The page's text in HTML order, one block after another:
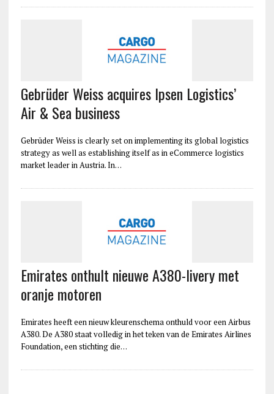
Gebrüder Weiss acquires Ipsen Logistics’
Air & Sea business
Gebrüder Weiss is clearly set on implementing its global logistics
strategy as well as establishing itself as in eCommerce logistics
market leader in Austria. In…
Emirates onthult nieuwe A380-livery met
oranje motoren
Emirates heeft een nieuw kleurenschema onthuld voor een Airbus
A380. De A380 staat volledig in het teken van de Emirates Airlines
Foundation, een stichting die…